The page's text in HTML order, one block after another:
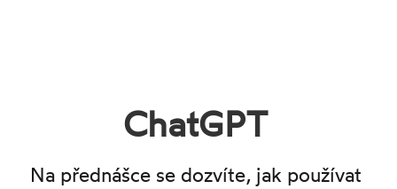
ChatGPT
Na přednášce se dozvíte, jak používat